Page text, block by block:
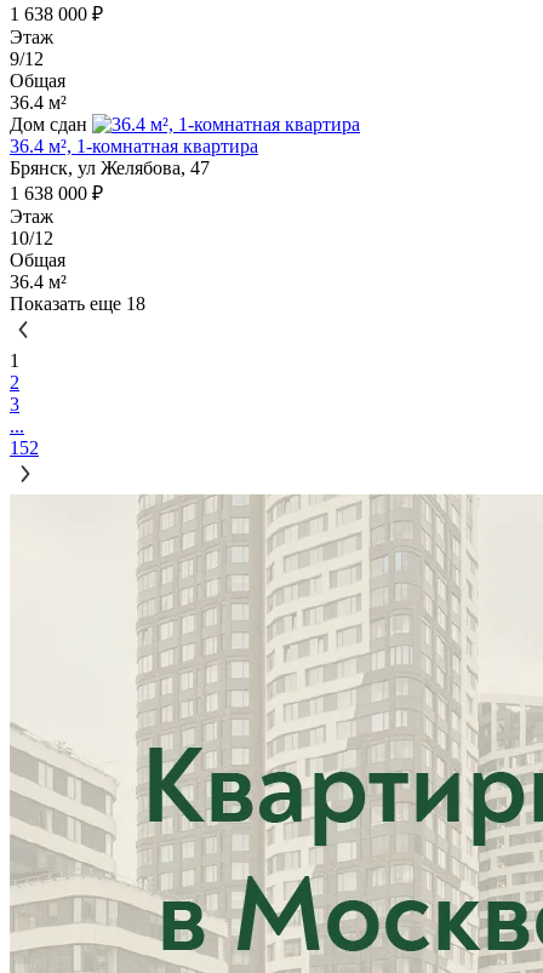
1 638 000 ₽
Этаж
9/12
Общая
36.4 м²
Дом сдан
36.4 м², 1-комнатная квартира
Брянск, ул Желябова, 47
1 638 000 ₽
Этаж
10/12
Общая
36.4 м²
Показать еще 18
1
2
3
...
152